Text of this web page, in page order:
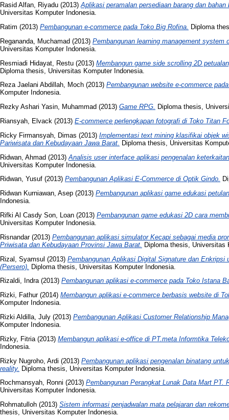
Rasid Alfan, Riyadu (2013)Aplikasi peramalan persediaan barang dan
Universitas Komputer Indonesia.
Ratim (2013) Pembangunan e-commerce pada Toko Big Rofina.
Diploma
Regananda, Muchamad (2013) Pembangunan learning management system
Universitas Komputer Indonesia.
Resmiadi Hidayat, Restu (2013) Membangun game side scrolling 2D
Diploma thesis, Universitas Komputer Indonesia.
Reza Jaelani Abdillah, Moch (2013) Pembangunan website e-commerce
Komputer Indonesia.
Rezky Ashari Yasin, Muhammad (2013) Game RPG. Diploma thesis,
Riansyah, Elvack (2013) E-commerce perlengkapan fotografi di Toko Titan
Ricky Firmansyah, Dimas (2013) Implementasi text mining klasifikai objek
Pariwisata dan Kebudayaan Jawa Barat. Diploma thesis, Universitas
Ridwan, Ahmad (2013) Analisis user interface aplikasi pengenalan
Universitas Komputer Indonesia.
Ridwan, Yusuf (2013) Pembangunan Aplikasi E-Commerce di Optik Gindo.
Ridwan Kurniawan, Asep (2013) Pembangunan aplikasi game edukasi
Indonesia.
Rifki Al Casdy Son, Loan (2013) Pembangunan game edukasi 2D cara
Universitas Komputer Indonesia.
Risnandar(2013) Pembangunan aplikasi simulator Kecapi sebagai media
Priwisata dan Kebudayaan Provinsi Jawa Barat. Diploma thesis, Universitas
Rizal, Syamsul (2013) Pembangunan Aplikasi Digital Signature dan
(Persero). Diploma thesis, Universitas Komputer Indonesia.
Rizaldi, Indra(2013) Pembangunan aplikasi e-commerce pada Toko Istana
Rizki, Fathur(2014) Membangun aplikasi e-commerce berbasis website di
Komputer Indonesia.
Rizki Aldilla, July (2013) Pembangunan Aplikasi Customer Relationship
Komputer Indonesia.
Rizky, Fitria (2013) Membangun aplikasi e-office di PT.meta Informtika
Indonesia.
Rizky Nugroho, Ardi (2013) Pembangunan aplikasi pengenalan binatang
reality. Diploma thesis, Universitas Komputer Indonesia.
Rochmansyah, Ronni (2013) Pembangunan Perangkat Lunak Data Mart PT.
Universitas Komputer Indonesia.
Rohmatulloh (2013) Sistem informasi penjadwalan mata pelajaran dan
thesis, Universitas Komputer Indonesia.